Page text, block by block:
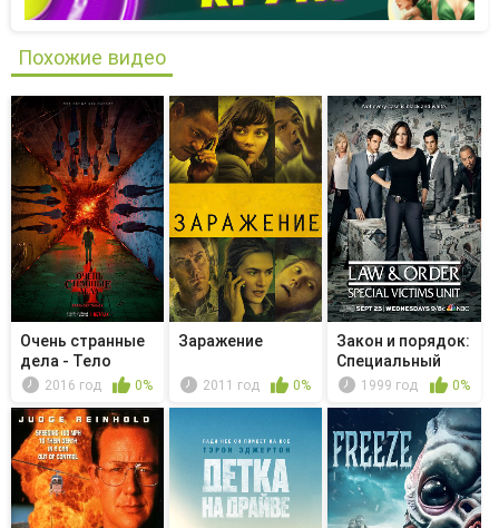
Похожие видео
Очень странные
дела - Тело
2016 год 0%
Заражение
2011 год 0%
Закон и порядок:
Специальный
корпус -...
1999 год 0%